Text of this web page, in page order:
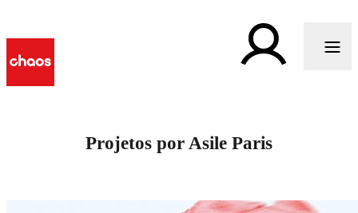
Projetos por Asile Paris